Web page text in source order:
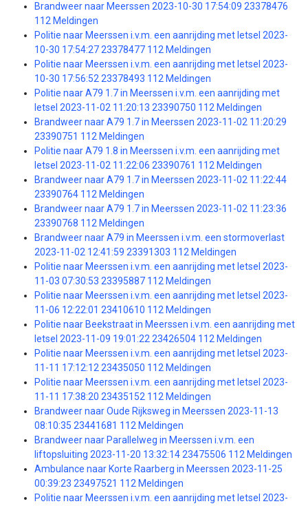
Brandweer naar Meerssen 2023-10-30 17:54:09 23378476
112 Meldingen
Politie naar Meerssen i.v.m. een aanrijding met letsel 2023-
10-30 17:54:27 23378477 112 Meldingen
Politie naar Meerssen i.v.m. een aanrijding met letsel 2023-
10-30 17:56:52 23378493 112 Meldingen
Politie naar A79 1.7 in Meerssen i.v.m. een aanrijding met
letsel 2023-11-02 11:20:13 23390750 112 Meldingen
Brandweer naar A79 1.7 in Meerssen 2023-11-02 11:20:29
23390751 112 Meldingen
Politie naar A79 1.8 in Meerssen i.v.m. een aanrijding met
letsel 2023-11-02 11:22:06 23390761 112 Meldingen
Brandweer naar A79 1.7 in Meerssen 2023-11-02 11:22:44
23390764 112 Meldingen
Brandweer naar A79 1.7 in Meerssen 2023-11-02 11:23:36
23390768 112 Meldingen
Brandweer naar A79 in Meerssen i.v.m. een stormoverlast
2023-11-02 12:41:59 23391303 112 Meldingen
Politie naar Meerssen i.v.m. een aanrijding met letsel 2023-
11-03 07:30:53 23395887 112 Meldingen
Politie naar Meerssen i.v.m. een aanrijding met letsel 2023-
11-06 12:22:01 23410610 112 Meldingen
Politie naar Beekstraat in Meerssen i.v.m. een aanrijding met
letsel 2023-11-09 19:01:22 23426504 112 Meldingen
Politie naar Meerssen i.v.m. een aanrijding met letsel 2023-
11-11 17:12:12 23435050 112 Meldingen
Politie naar Meerssen i.v.m. een aanrijding met letsel 2023-
11-11 17:38:20 23435152 112 Meldingen
Brandweer naar Oude Rijksweg in Meerssen 2023-11-13
08:10:35 23441681 112 Meldingen
Brandweer naar Parallelweg in Meerssen i.v.m. een
liftopsluiting 2023-11-20 13:32:14 23475506 112 Meldingen
Ambulance naar Korte Raarberg in Meerssen 2023-11-25
00:39:23 23497521 112 Meldingen
Politie naar Meerssen i.v.m. een aanrijding met letsel 2023-